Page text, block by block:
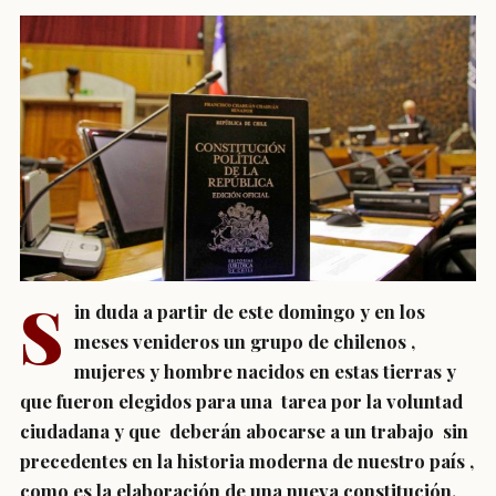
S in duda a partir de este domingo y en los
meses venideros un grupo de chilenos ,
mujeres y hombre nacidos en estas tierras y
que fueron elegidos para una tarea por la voluntad
ciudadana y que deberán abocarse a un trabajo sin
precedentes en la historia moderna de nuestro país ,
como es la elaboración de una nueva constitución,